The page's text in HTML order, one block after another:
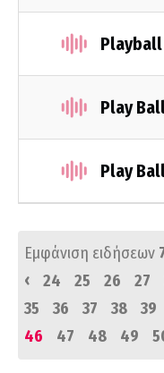
Play
Play
Εμφάνιση ειδήσεων
‹
24 25 26 27
35
36 37 38 39
46
47 48 49